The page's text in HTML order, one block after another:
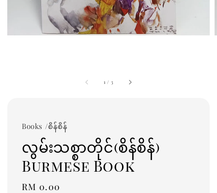
1 / 3
Books /စိန်စိန်
လွမ်းသစ္စာတိုင်(စိန်စိန်)
Burmese Book
Regular
RM 0.00